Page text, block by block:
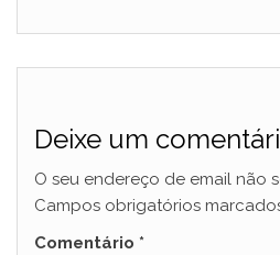
Deixe um
O seu endereço de email não
Campos obrigatórios
Comentário *